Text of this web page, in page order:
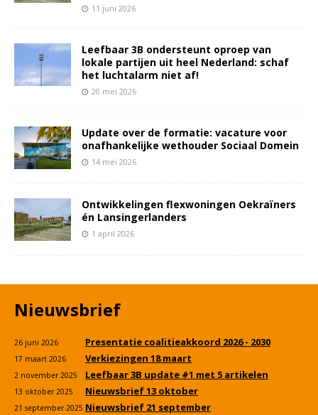
11 juni 2026
Leefbaar 3B ondersteunt oproep van
lokale partijen uit heel Nederland: schaf
het luchtalarm niet af!
20 mei 2026
Update over de formatie: vacature voor
onafhankelijke wethouder Sociaal Domein
14 mei 2026
Ontwikkelingen flexwoningen Oekraïners
én Lansingerlanders
1 april 2026
Nieuwsbrief
26 juni 2026 Presentatie coalitieakkoord 2026 - 2030
17 maart 2026 Verkiezingen 18 maart
2 november 2025 Leefbaar 3B update #1 met 5 artikelen
13 oktober 2025 Nieuwsbrief 13 oktober
21 september 2025 Nieuwsbrief 21 september